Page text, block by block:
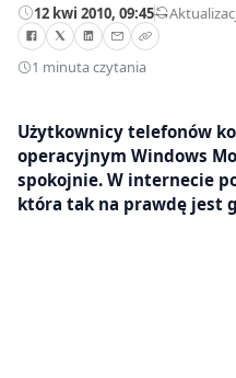
12 kwi 2010, 09:45—
1 minuta czytania
Użytkownicy telefonów
operacyjnym Windows
spokojnie. W internecie
która tak na prawdę jest